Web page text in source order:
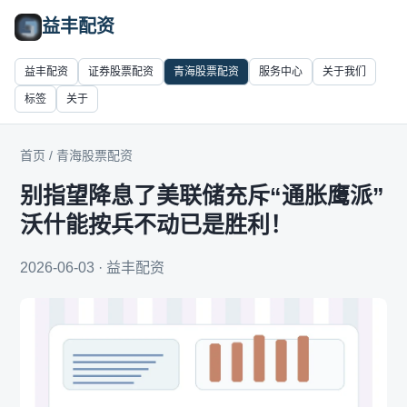
益丰配资
益丰配资 证券股票配资 青海股票配资 服务中心 关于我们
标签 关于
首页 / 青海股票配资
别指望降息了美联储充斥“通胀鹰派”
沃什能按兵不动已是胜利！
2026-06-03 · 益丰配资